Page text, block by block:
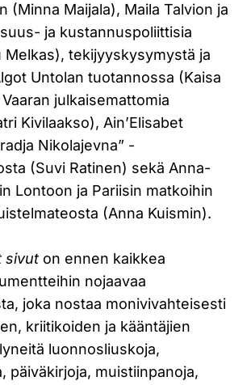
(Minna Maijala), Maila Talvion ja
ja kustannuspoliittisia
Melkas), tekijyyskysymystä ja
Untolan tuotannossa (Kaisa
julkaisemattomia
Kivilaakso), Ain’Elisabet
Nikolajevna” -
(Suvi Ratinen) sekä Anna-
Lontoon ja Pariisin matkoihin
(Anna Kuismin).
sivut on ennen kaikkea
nojaavaa
joka nostaa monivivahteisesti
kriitikoiden ja kääntäjien
luonnosliuskoja,
päiväkirjoja, muistiinpanoja,